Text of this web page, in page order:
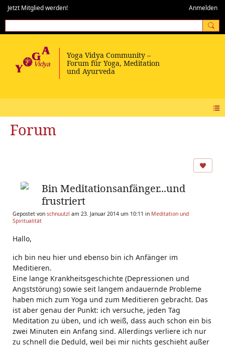
Jetzt Mitglied werden! Anmelden
Forum
Bin Meditationsanfänger...und
frustriert
Gepostet von schnuutzl am 23. Januar 2014 um 10:11 in Meditation und
Spiritualität
Hallo,
ich bin neu hier und ebenso bin ich Anfänger im
Meditieren.
Eine lange Krankheitsgeschichte (Depressionen und
Angststörung) sowie seit langem andauernde Probleme
haben mich zum Yoga und zum Meditieren gebracht. Das
ist aber genau der Punkt: ich versuche, jeden Tag
Meditation zu üben, und ich weiß, dass auch schon ein bis
zwei Minuten ein Anfang sind. Allerdings verliere ich nur
zu schnell die Deduld, weil bei mir nichts geschieht außer